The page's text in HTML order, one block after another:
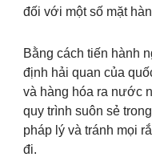
đối với một số mặt
Bằng cách tiến hành
định hải quan của
và hàng hóa ra nước
quy trình suôn sẻ
pháp lý và tránh mọi
đi.